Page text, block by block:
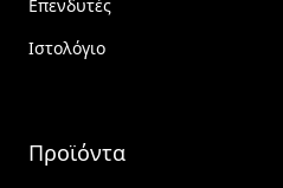
Επενδυτές
Ιστολόγιο
Προϊόντα